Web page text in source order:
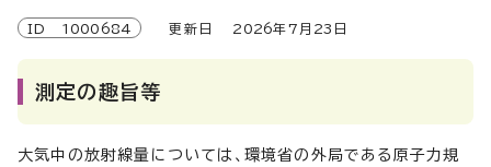
ID 1000684 更新日 2026年7月 23 日
測定の趣旨等
大気中の放射線量については、環境省の外局である原子力規